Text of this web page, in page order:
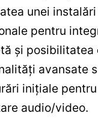
unei instalări
pentru
și posibilitatea
avansate
inițiale pentru
audio/video.